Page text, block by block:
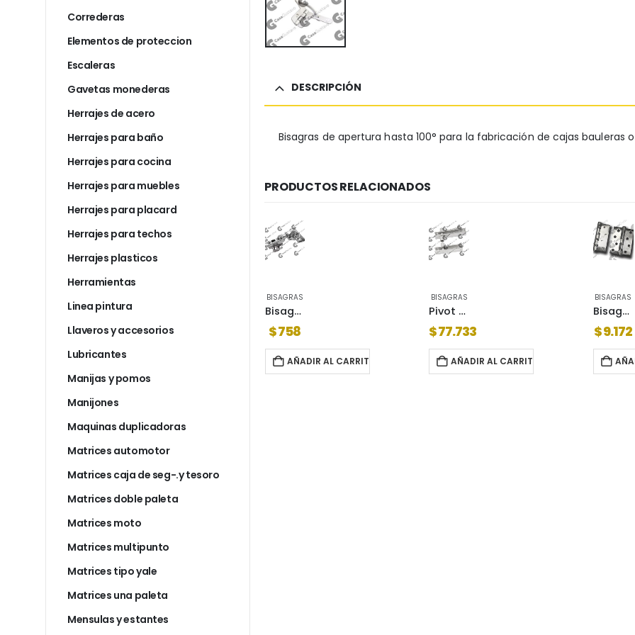
DESCRIPCIÓN
Bisagras de apertura hasta 100° para la fabricación de cajas bauleras
PRODUCTOS RELACIONADOS
Bisagra pomela 1/2 punto 140*70 d. niq. opaco
$30.280
AÑADIR AL CARRITO
BISAGRAS
Bisagra cazoleta 35 mm codo 18 9000528
$758
AÑADIR AL CARRITO
BISAGRAS
Pivot de aplicar oculto inox 9042077
$77.733
AÑADIR AL CARRITO
BISAGRAS
Bisagra ac.inox 100x75x2,80 par brz-5100
$9.172
Correderas
Elementos de proteccion
Escaleras
Gavetas monederas
Herrajes de acero
Herrajes para baño
Herrajes para cocina
Herrajes para muebles
Herrajes para placard
Herrajes para techos
Herrajes plasticos
Herramientas
Linea pintura
Llaveros y accesorios
Lubricantes
Manijas y pomos
Manijones
Maquinas duplicadoras
Matrices automotor
Matrices caja de seg-.y tesoro
Matrices doble paleta
Matrices moto
Matrices multipunto
Matrices tipo yale
Matrices una paleta
Mensulas y estantes